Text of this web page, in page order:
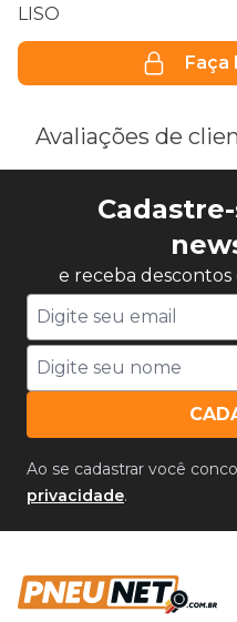
LISO
Faça
Avaliações de
e receba descontos
Ao se cadastrar você
privacidade.